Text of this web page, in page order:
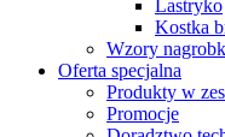
Lastryko
Kostka
Wzory
Oferta specjalna
Produkty w
Promocje